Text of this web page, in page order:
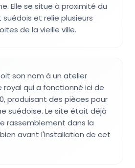
Elle se situe à proximité du
suédois et relie plusieurs
de la vieille ville.
son nom à un atelier
royal qui a fonctionné ici de
produisant des pièces pour
suédoise. Le site était déjà
rassemblement dans la
bien avant l'installation de cet